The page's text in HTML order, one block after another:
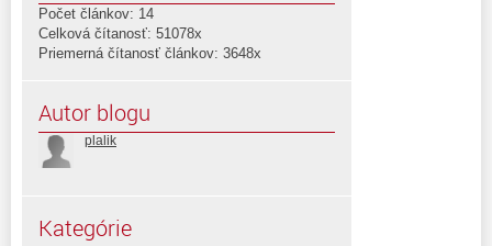
Počet článkov: 14
Celková čítanosť: 51078x
Priemerná čítanosť článkov: 3648x
Autor blogu
plalik
Kategórie